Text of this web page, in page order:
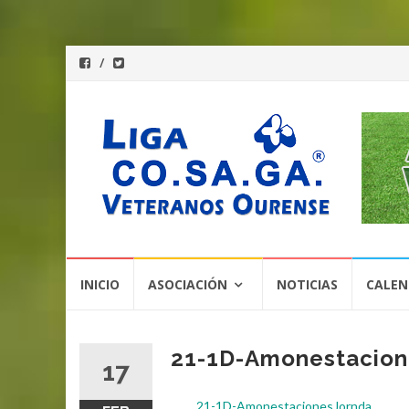
INICIO ASOCIACIÓN NOTICIAS
17 21-1D-
21-1D-AmonestacionesJornda